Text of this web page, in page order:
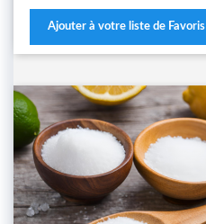
Ajouter à votre liste de Favoris